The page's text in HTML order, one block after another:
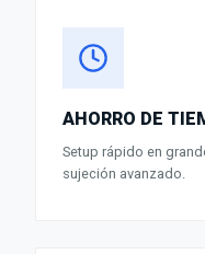
AHORRO DE
Setup rápido en
sujeción avanzado.